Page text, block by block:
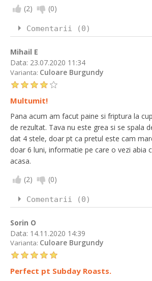
(2) (0)
Comentarii (0)
Mihail E
Data: 23.07.2020 11:34
Varianta: Culoare Burgundy
Multumit!
Pana acum am facut paine si friptura la
de rezultat. Tava nu este grea si se spala
dat 4 stele, doar pt ca pretul este cam
doar 6 luni, informatie pe care o vezi abia
acasa.
(2) (0)
Comentarii (0)
Sorin O
Data: 14.11.2020 14:39
Varianta: Culoare Burgundy
Perfect pt Subday Roasts.